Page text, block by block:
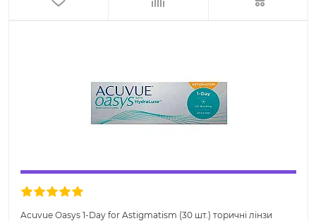
Acuvue Oasys 1-Day for Astigmatism (30 шт.) торичні лінзи